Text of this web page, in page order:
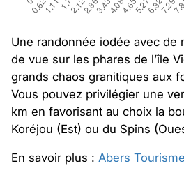
Une randonnée iodée avec de
de vue sur les phares de l’île
grands chaos granitiques aux
Vous pouvez privilégier une
km en favorisant au choix la
Koréjou (Est) ou du Spins
En savoir plus : Abers Tourisme